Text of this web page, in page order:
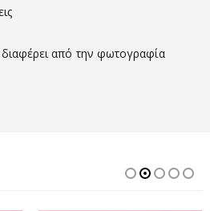
από την φωτογραφία